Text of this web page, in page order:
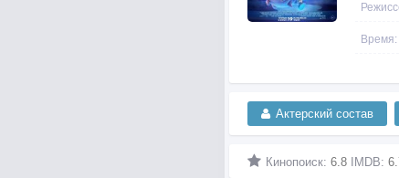
Время:
Актерский состав
Кинопоиск: 6.8IMDB: